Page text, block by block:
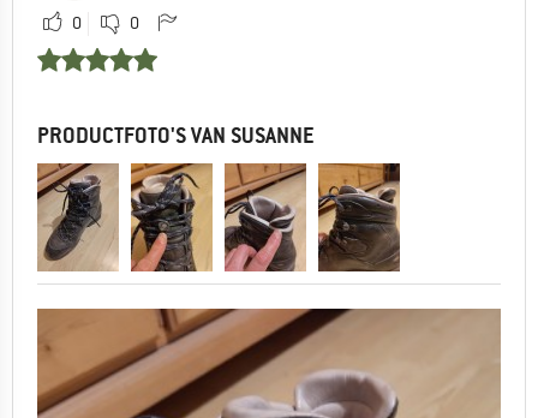
0 0
PRODUCTFOTO'S VAN SUSANNE